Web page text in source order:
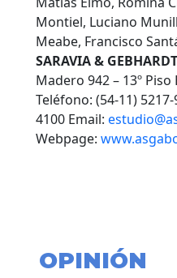
Montiel, Luciano
Meabe, Francisco
SARAVIA &
Madero 942 – 13º
Teléfono: (54-11)
4100 Email:
Webpage:
OPINIÓN